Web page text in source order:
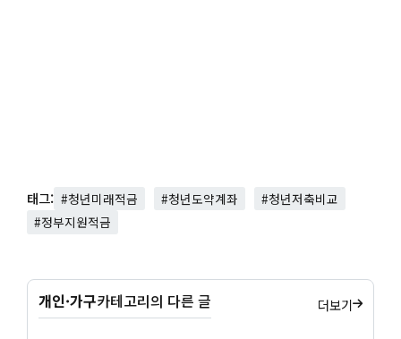
태그: #청년미래적금 #청년도약계좌
#청년저축비교
#정부지원적금
개인·가구카테고리의 다른 글 더보기